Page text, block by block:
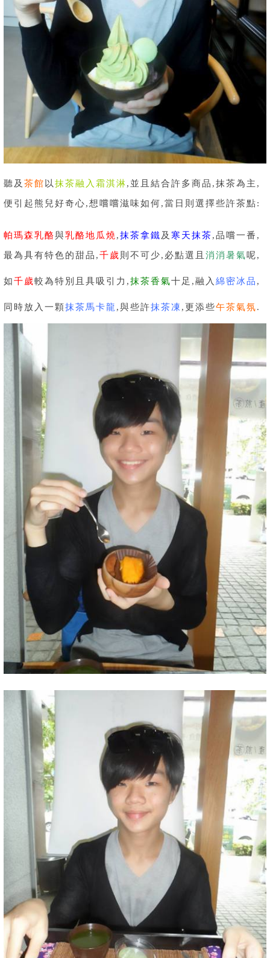
聽及 茶館 以 抹茶融入霜淇淋,並且結合許多商品,抹茶為主,
便引起熊兒好奇心,想嚐嚐滋味如何,當日則選擇些許茶點:
帕瑪森乳酪與乳酪地瓜燒 ,抹茶拿鐵 及 寒天抹茶,品嚐一番,
最為具有特色的甜品,千歲則不可少,必點選且 消消暑氣呢,
如千歲較為特別且具吸引力,抹茶香氣十足,融入 綿密冰品 ,
同時放入一顆抹茶馬卡龍 ,與些許抹茶凍 ,更添些午茶氣氛.